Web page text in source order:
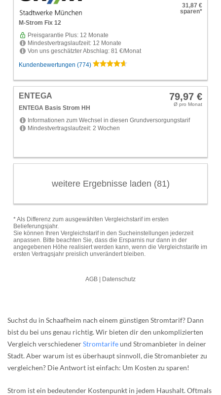
Suchst du in Schaafheim nach einem günstigen Stromtarif? Dann
bist du bei uns genau richtig. Wir bieten dir den unkomplizierten
Vergleich verschiedenerStromtarifeund Stromanbieter in deiner
Stadt. Aber warum ist es überhaupt sinnvoll, die Stromanbieter zu
vergleichen? Die Antwort ist einfach: Um Kosten zu sparen!
Strom ist ein bedeutender Kostenpunkt in jedem Haushalt. Oftmals